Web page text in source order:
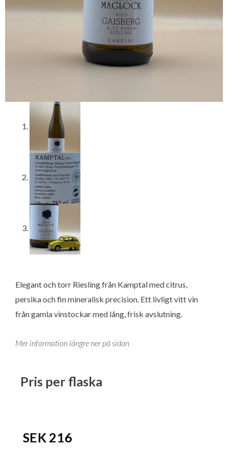
Elegant och torr Riesling från Kamptal med citrus,
persika och fin mineralisk precision. Ett livligt vitt vin
från gamla vinstockar med lång, frisk avslutning.
Mer information längre ner på sidan
Pris per flaska
SEK216